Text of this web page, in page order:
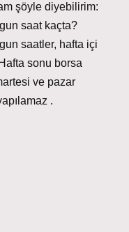
şöyle diyebilirim:
saat kaçta?
saatler, hafta içi
sonu borsa
ve pazar
.